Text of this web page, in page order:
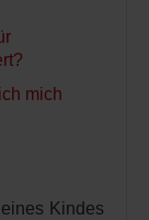
mich
Kindes